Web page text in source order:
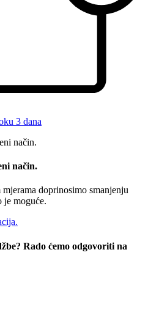
3 dana
način.
doprinosimo smanjenju
moguće.
Rado ćemo odgovoriti na